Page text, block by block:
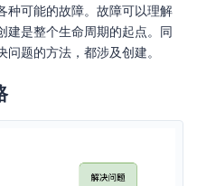
种可能的故障。故障可以理解
建是整个生命周期的起点。同
题的方法，都涉及创建。